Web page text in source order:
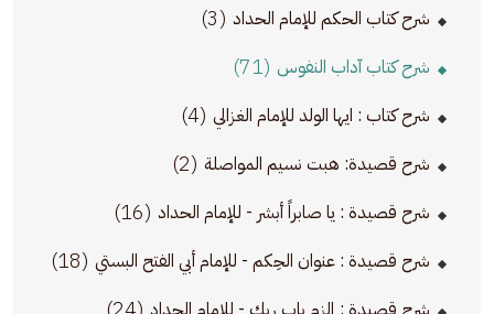
شرح كتاب الحكم للإمام الحداد (3)
شرح كتاب آداب النفوس (71)
شرح كتاب : ايها الولد للإمام الغزالي (4)
شرح قصيدة: هبت نسيم المواصلة (2)
شرح قصيدة : يا صابراً أبشر - للإمام الحداد (16)
شرح قصيدة : عنوان الحِكم - للإمام أبي الفتح البستي (18)